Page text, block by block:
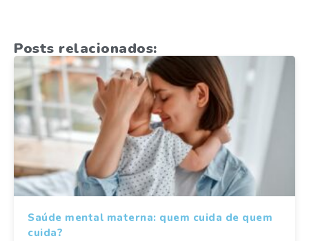
Posts relacionados:
Saúde mental materna: quem cuida de quem
cuida?